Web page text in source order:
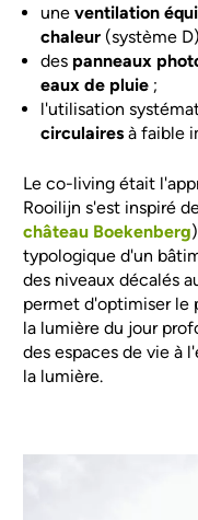
uneventilation
chaleur (système
des panneaux
eaux de pluie ;
l'utilisation
circulaires à faible
Le co-living était
Rooilijn s'est inspiré
château Boekenberg
typologique d'un
des niveaux décalés
permet d'optimiser le
la lumière du jour
des espaces de vie à
la lumière.